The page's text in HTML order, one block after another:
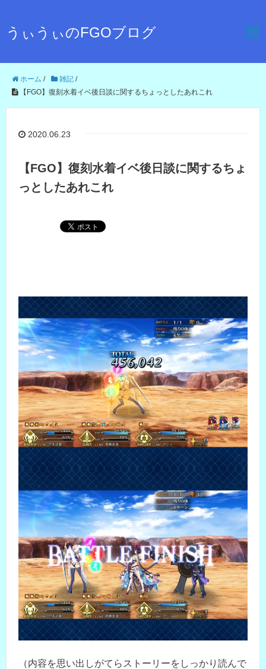
うぃうぃのFGOブログ
ホーム / 雑記 /
【FGO】復刻水着イベ後日談に関するちょっとしたあれこれ
2020.06.23
【FGO】復刻水着イベ後日談に関するちょ
っとしたあれこれ
（内容を思い出しがてらストーリーをしっかり読んで